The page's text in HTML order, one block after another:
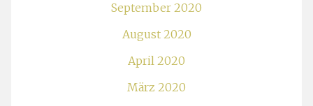
September 2020
August 2020
April 2020
März 2020